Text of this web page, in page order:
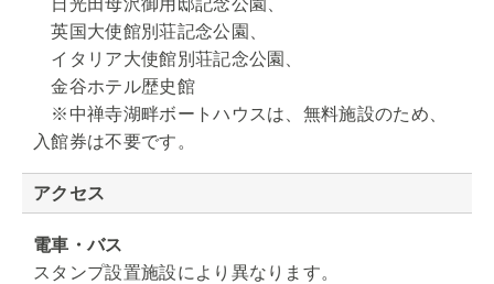
日光田母沢御用邸記念公園、
英国大使館別荘記念公園、
イタリア大使館別荘記念公園、
金谷ホテル歴史館
※中禅寺湖畔ボートハウスは、無料施設のため、
入館券は不要です。
アクセス
電車・バス
スタンプ設置施設により異なります。